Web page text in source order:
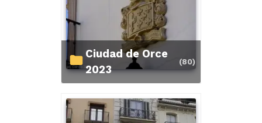
Ciudad de Orce
2023
(80)